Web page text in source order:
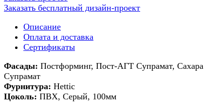
Заказать бесплатный дизайн-проект
Описание
Оплата и доставка
Сертификаты
Фасады: Постформинг, Пост-АГТ Супрамат, Сахара
Супрамат
Фурнитура: Hettic
Цоколь: ПВХ, Серый, 100мм